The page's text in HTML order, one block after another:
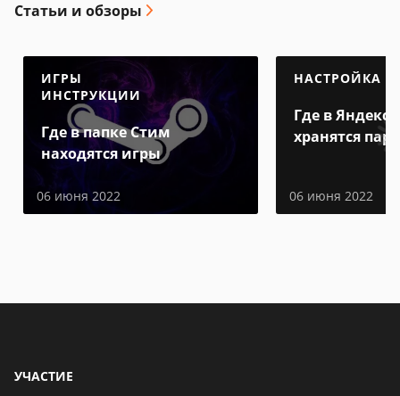
Статьи и обзоры
ИГРЫ
ИНСТРУКЦИИ
Где в папке Стим
находятся игры
06 июня 2022
НАСТРОЙКА
Где в Яндекс
хранятся
06 июня 2022
УЧАСТИЕ